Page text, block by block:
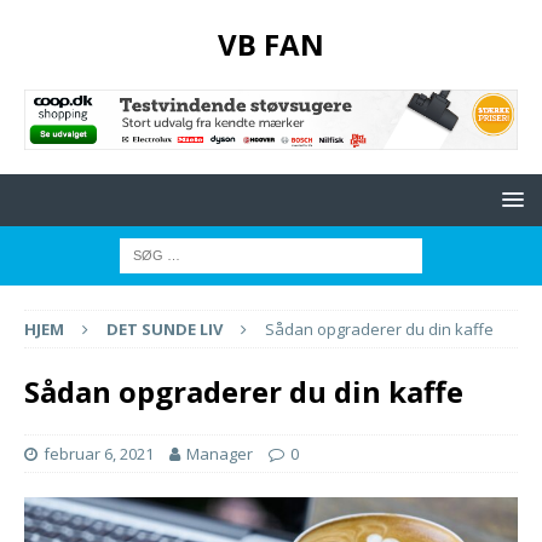
VB FAN
HJEM DET SUNDE LIV Sådan opgraderer du din kaffe
Sådan opgraderer du din kaffe
februar 6, 2021 Manager 0